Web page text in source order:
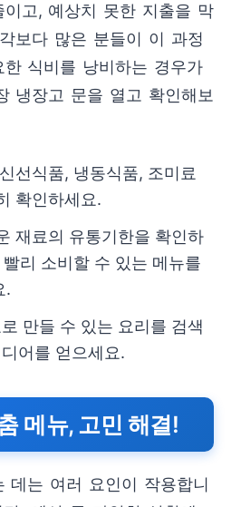
고, 예상치 못한 지출을 막
보다 많은 분들이 이 과정
식비를 낭비하는 경우가
냉장고 문을 열고 확인해보
선식품, 냉동식품, 조미료
확인하세요.
재료의 유통기한을 확인하
리 소비할 수 있는 메뉴를
.
만들 수 있는 요리를 검색
어를 얻으세요.
메뉴, 고민 해결!
데는 여러 요인이 작용합니